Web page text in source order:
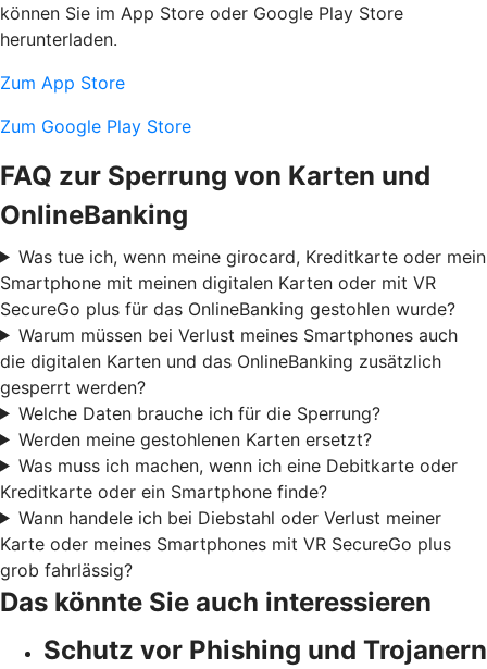
können Sie im App Store oder Google Play Store
herunterladen.
Zum App Store
Zum Google Play Store
FAQ zur Sperrung von Karten und
OnlineBanking
Was tue ich, wenn meine girocard, Kreditkarte oder mein
Smartphone mit meinen digitalen Karten oder mit VR
SecureGo plus für das OnlineBanking gestohlen wurde?
Warum müssen bei Verlust meines Smartphones auch
die digitalen Karten und das OnlineBanking zusätzlich
gesperrt werden?
Welche Daten brauche ich für die Sperrung?
Werden meine gestohlenen Karten ersetzt?
Was muss ich machen, wenn ich eine Debitkarte oder
Kreditkarte oder ein Smartphone finde?
Wann handele ich bei Diebstahl oder Verlust meiner
Karte oder meines Smartphones mit VR SecureGo plus
grob fahrlässig?
Das könnte Sie auch interessieren
Schutz vor Phishing und Trojanern